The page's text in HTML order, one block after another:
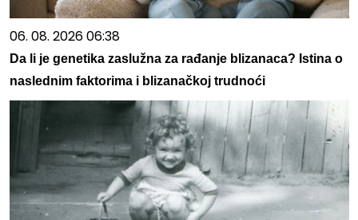
06. 08. 2026 06:38
Da li je genetika zaslužna za rađanje blizanaca? Istina o
naslednim faktorima i blizanačkoj trudnoći